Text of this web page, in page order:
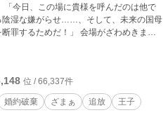
陰湿な嫌がらせ……、そして、未来の国母
だ！」 会場がざわめきま
位 / 66,337件
婚約破棄 ざまぁ 追放
王子